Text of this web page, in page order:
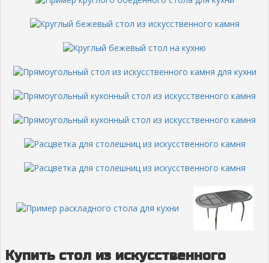
Купить стол из искусственного